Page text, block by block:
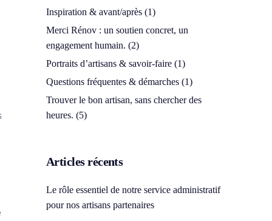
Inspiration & avant/après (1)
Merci Rénov : un soutien concret, un
engagement humain. (2)
Portraits d’artisans & savoir-faire (1)
Questions fréquentes & démarches (1)
Trouver le bon artisan, sans chercher des
heures. (5)
Articles récents
Le rôle essentiel de notre service administratif
pour nos artisans partenaires